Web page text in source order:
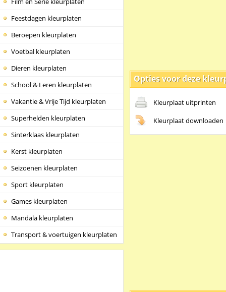
Feestdagen kleurplaten
Beroepen kleurplaten
Voetbal kleurplaten
Dieren kleurplaten
School & Leren kleurplaten
Vakantie & Vrije Tijd kleurplaten
Superhelden kleurplaten
Sinterklaas kleurplaten
Kerst kleurplaten
Seizoenen kleurplaten
Sport kleurplaten
Games kleurplaten
Mandala kleurplaten
Transport & voertuigen kleurplaten
Opties voor deze
Kleurplaat uitprinten
Kleurplaat downloaden